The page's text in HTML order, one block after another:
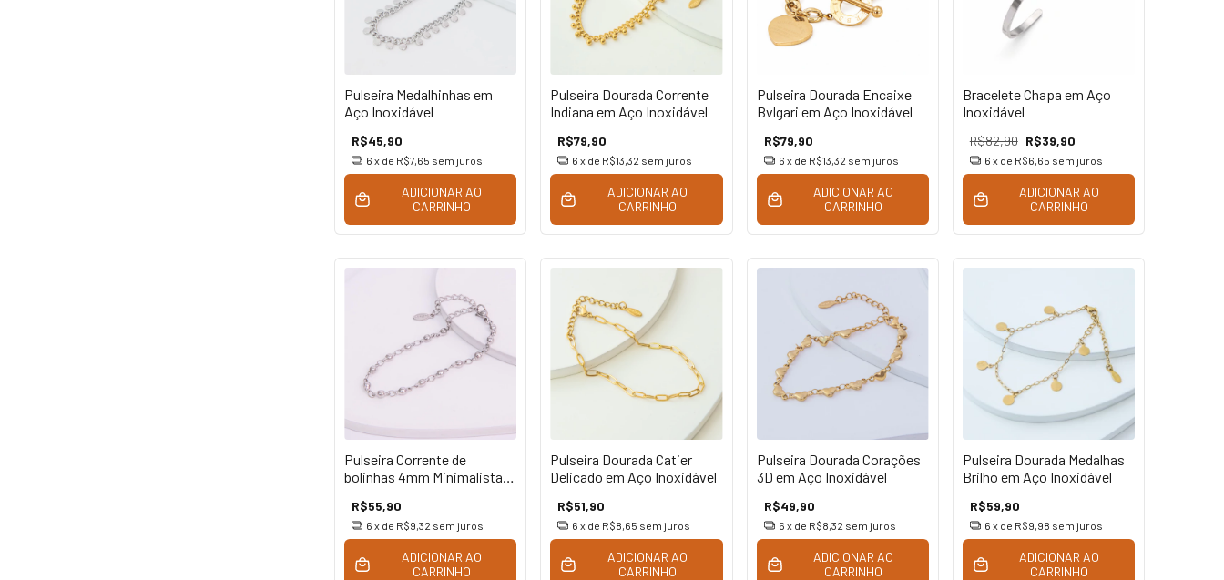
Pulseira Medalhinhas em
Aço Inoxidável
R$45,90
6 x de R$7,65 sem juros
ADICIONAR AO
CARRINHO
Pulseira Dourada Corrente
Indiana em Aço Inoxidável
R$79,90
6 x de R$13,32 sem juros
ADICIONAR AO
CARRINHO
Pulseira Dourada Encaixe
Bvlgari em Aço Inoxidável
R$79,90
6 x de R$13,32 sem juros
ADICIONAR AO
CARRINHO
Bracelete Chapa em Aço
Inoxidável
R$82,90 R$39,90
6 x de R$6,65 sem juros
ADICIONAR AO
CARRINHO
Pulseira Corrente de
bolinhas 4mm Minimalista
R$55,90
6 x de R$9,32 sem juros
ADICIONAR AO
CARRINHO
Pulseira Dourada Catier
Delicado em Aço Inoxidável
R$51,90
6 x de R$8,65 sem juros
ADICIONAR AO
CARRINHO
Pulseira Dourada Corações
3D em Aço Inoxidável
R$49,90
6 x de R$8,32 sem juros
ADICIONAR AO
CARRINHO
Pulseira Dourada Medalhas
Brilho em Aço Inoxidável
R$59,90
6 x de R$9,98 sem juros
ADICIONAR AO
CARRINHO